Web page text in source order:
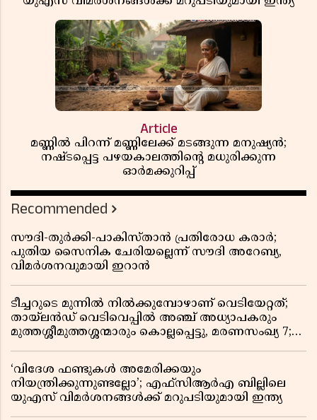
Article
മണ്ണിൽ പിറന്ന് മണ്ണിലേക്ക് മടങ്ങുന്ന മനുഷ്യൻ;
നഷ്ടപ്പെട്ട പഴയകാലത്തിൻ്റെ മധുരിക്കുന്ന
ഓർമക്കുറിപ്പ്
Recommended
സൗദി-തുർക്കി-പാകിസ്താൻ പ്രതിരോധ കരാർ;
പുതിയ സൈനിക ചേരിയല്ലെന്ന് സൗദി അറേബ്യ,
വിമർശനവുമായി ഇറാൻ
ടീച്ചറുടെ മുന്നിൽ നിൽക്കുമ്പോഴാണ് വെടിയേറ്റത്;
തായ്‌ലൻഡ് വെടിവെപ്പിൽ അഞ്ച് അധ്യാപകരും
മുത്തശ്ശീമുത്തശ്ശന്മാരും കൊല്ലപ്പെട്ടു, മരണസംഖ്യ 7;
‘വിദേശ ഫണ്ടുകൾ അമേരിക്കയും
നിയന്ത്രിക്കുന്നുണ്ടല്ലോ’; എഫ്സിആർഎ ബില്ലിലെ
യുഎസ് വിമർശനങ്ങൾക്ക് മറുപടിയുമായി ഇന്ത്യ